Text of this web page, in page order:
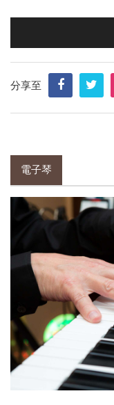
分享至
電子琴